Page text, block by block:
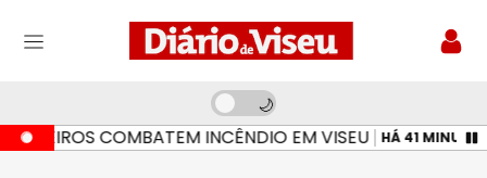
COMBATEM INCÊNDIO EM VISEU HÁ 41 MINUTOS